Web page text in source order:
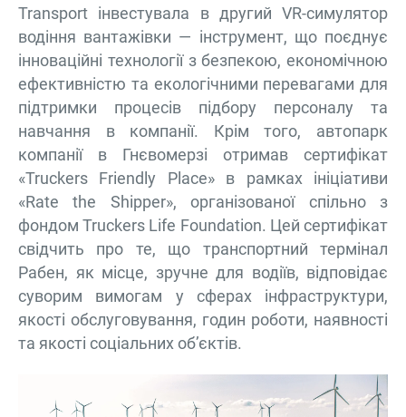
Transport інвестувала в другий VR-симулятор
водіння вантажівки — інструмент, що поєднує
інноваційні технології з безпекою, економічною
ефективністю та екологічними перевагами для
підтримки процесів підбору персоналу та
навчання в компанії. Крім того, автопарк
компанії в Гнєвомерзі отримав сертифікат
«Truckers Friendly Place» в рамках ініціативи
«Rate the Shipper», організованої спільно з
фондом Truckers Life Foundation. Цей сертифікат
свідчить про те, що транспортний термінал
Рабен, як місце, зручне для водіїв, відповідає
суворим вимогам у сферах інфраструктури,
якості обслуговування, годин роботи, наявності
та якості соціальних об’єктів.